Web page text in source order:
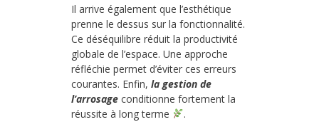
Il arrive également que l’esthétique
prenne le dessus sur la fonctionnalité.
Ce déséquilibre réduit la productivité
globale de l’espace. Une approche
réfléchie permet d’éviter ces erreurs
courantes. Enfin, la gestion de
l’arrosage conditionne fortement la
réussite à long terme
.